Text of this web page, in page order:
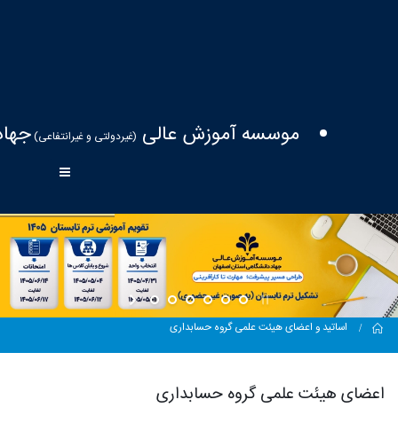
موسسه آموزش عالی (غیردولتی و غیرانتفاعی)
Home
اساتید و اعضای هیئت علمی گروه حسابداری
اعضای هیئت علمی گروه حسابداری